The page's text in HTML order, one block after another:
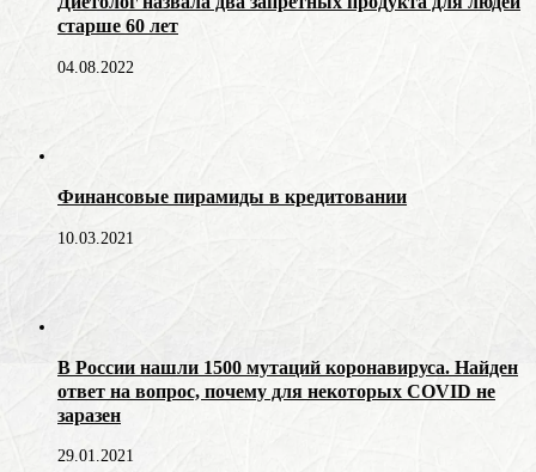
старше 60 лет
04.08.2022
Финансовые пирамиды в кредитовании
10.03.2021
В России нашли 1500 мутаций коронавируса. Найден
ответ на вопрос, почему для некоторых COVID не
заразен
29.01.2021